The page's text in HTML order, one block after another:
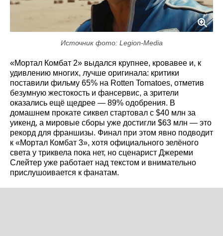
Источник фото: Legion-Media
«Мортал Комбат 2» выдался крупнее, кровавее и, к
удивлению многих, лучше оригинала: критики
поставили фильму 65% на Rotten Tomatoes, отметив
безумную жестокость и фансервис, а зрители
оказались ещё щедрее — 89% одобрения. В
домашнем прокате сиквел стартовал с $40 млн за
уикенд, а мировые сборы уже достигли $63 млн — это
рекорд для франшизы. Финал при этом явно подводит
к «Мортал Комбат 3», хотя официального зелёного
света у триквела пока нет, но сценарист Джереми
Слейтер уже работает над текстом и внимательно
прислушоивается к фанатам.